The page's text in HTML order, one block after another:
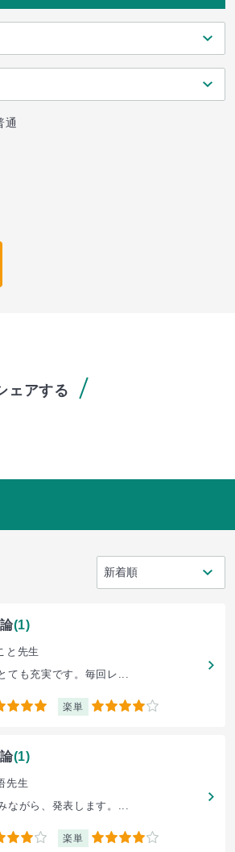
通
ェアする
(1)
と先生
ても充実です。毎回レ...
楽単 4
(1)
先生
ながら、発表します。...
楽単 4